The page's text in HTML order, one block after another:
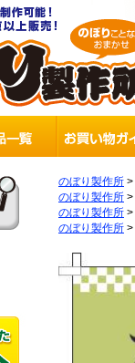
のぼり製作所 >
のぼり製作所 >
のぼり製作所 >
のぼり製作所 >